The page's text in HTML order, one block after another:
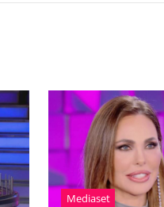
Mediaset